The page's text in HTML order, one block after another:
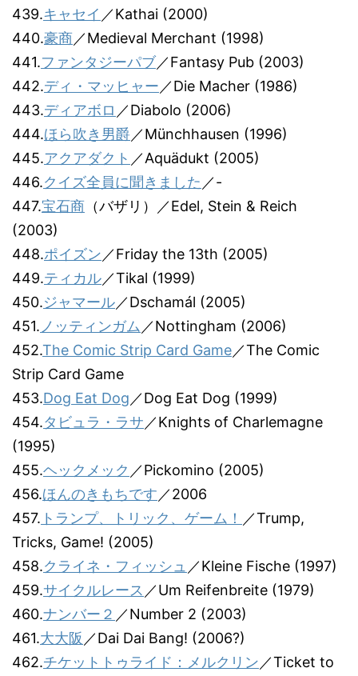
439.キャセイ ／Kathai (2000)
440.豪商／Medieval Merchant (1998)
441.ファンタジーパブ／Fantasy Pub (2003)
442.ディ・マッヒャー ／Die Macher (1986)
443.ディアボロ ／Diabolo (2006)
444.ほら吹き男爵／Münchhausen (1996)
445.アクアダクト ／Aquädukt (2005)
446.クイズ全員に聞きました ／-
447.宝石商 （バザリ）／Edel, Stein & Reich
(2003)
448.ポイズン ／Friday the 13th (2005)
449.ティカル／Tikal (1999)
450.ジャマール／Dschamál (2005)
451. ノッティンガム ／Nottingham (2006)
452.The Comic Strip Card Game／The Comic
Strip Card Game
453.Dog Eat Dog ／Dog Eat Dog (1999)
454.タビュラ・ラサ ／Knights of Charlemagne
(1995)
455.ヘックメック ／Pickomino (2005)
456.ほんのきもちです ／2006
457. トランプ、トリック、ゲーム！ ／Trump,
Tricks, Game! (2005)
458.クライネ・フィッシュ ／Kleine Fische (1997)
459.サイクルレース ／Um Reifenbreite (1979)
460.ナンバー２ ／Number 2 (2003)
461.大大阪 ／Dai Dai Bang! (2006?)
462.チケットトゥライド：メルクリン ／Ticket to